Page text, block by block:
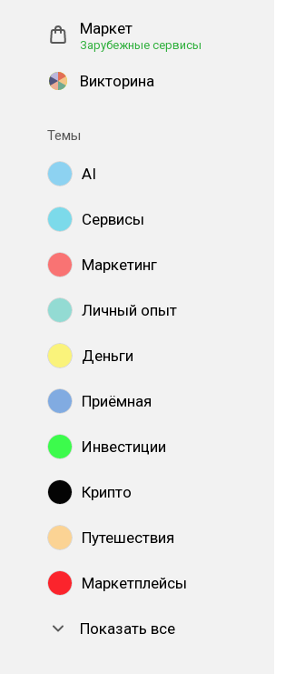
Маркет
Зарубежные сервисы
Викторина
Темы
AI
Сервисы
Маркетинг
Личный опыт
Деньги
Приёмная
Инвестиции
Крипто
Путешествия
Маркетплейсы
Показать все